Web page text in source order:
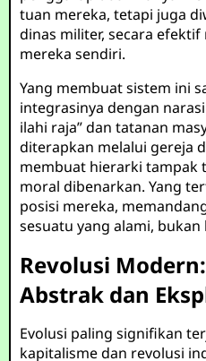
tuan mereka, tetapi juga
dinas militer, secara
mereka sendiri.
Yang membuat sistem ini
integrasinya dengan
ilahi raja” dan tatanan
diterapkan melalui gereja
membuat hierarki tampak
moral dibenarkan. Yang
posisi mereka,
sesuatu yang alami,
Revolusi
Abstrak dan
Evolusi paling signifikan
kapitalisme dan revolusi